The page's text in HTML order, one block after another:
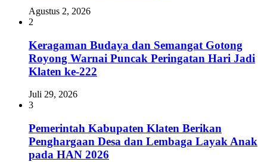
Agustus 2, 2026
2
Keragaman Budaya dan Semangat Gotong
Royong Warnai Puncak Peringatan Hari Jadi
Klaten ke-222
Juli 29, 2026
3
Pemerintah Kabupaten Klaten Berikan
Penghargaan Desa dan Lembaga Layak Anak
pada HAN 2026